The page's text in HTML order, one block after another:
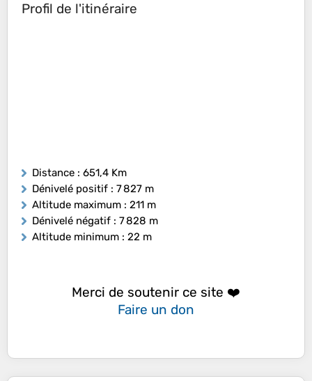
Profil de l'itinéraire
Distance : 651,4 Km
Dénivelé positif : 7 827 m
Altitude maximum : 211 m
Dénivelé négatif : 7 828 m
Altitude minimum : 22 m
Merci de soutenir ce site ❤️
Faire un don